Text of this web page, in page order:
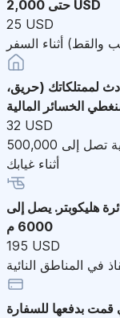
حتى 2,000 USD
25 USD
والقط) أثناء السفر
لممتلكاتك (حريق،
الخسائر المالية
32 USD
تغطية تصل إلى 500,000 USD إذا حدث شيء لشقتك أو منزلك
أثناء غيابك
هليكوبتر. يصل إلى
6000 م
195 USD
في المناطق النائية
قمت بدفعها للسفارة